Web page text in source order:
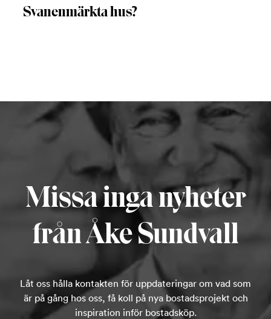
Svanenmärkta hus?
Missa inga nyheter
från Åke Sundvall
Låt oss hålla kontakten för uppdateringar om vad som
är på gång hos oss, få koll på nya bostadsprojekt och
inspiration inför bostadsköp.